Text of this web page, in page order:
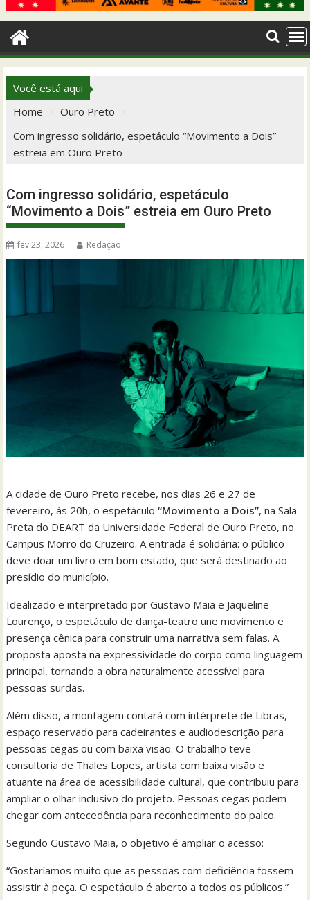
Você está aqui
Home
Ouro Preto
Com ingresso solidário, espetáculo “Movimento a Dois”
estreia em Ouro Preto
Com ingresso solidário, espetáculo
“Movimento a Dois” estreia em Ouro Preto
fev 23, 2026 Redação
A cidade de Ouro Preto recebe, nos dias 26 e 27 de
fevereiro, às 20h, o espetáculo“Movimento a Dois”, na Sala
Preta do DEART da Universidade Federal de Ouro Preto, no
Campus Morro do Cruzeiro. A entrada é solidária: o público
deve doar um livro em bom estado, que será destinado ao
presídio do município.
Idealizado e interpretado por Gustavo Maia e Jaqueline
Lourenço, o espetáculo de dança-teatro une movimento e
presença cênica para construir uma narrativa sem falas. A
proposta aposta na expressividade do corpo como linguagem
principal, tornando a obra naturalmente acessível para
pessoas surdas.
Além disso, a montagem contará com intérprete de Libras,
espaço reservado para cadeirantes e audiodescrição para
pessoas cegas ou com baixa visão. O trabalho teve
consultoria de Thales Lopes, artista com baixa visão e
atuante na área de acessibilidade cultural, que contribuiu para
ampliar o olhar inclusivo do projeto. Pessoas cegas podem
chegar com antecedência para reconhecimento do palco.
Segundo Gustavo Maia, o objetivo é ampliar o acesso:
“Gostaríamos muito que as pessoas com deficiência fossem
assistir à peça. O espetáculo é aberto a todos os públicos.”